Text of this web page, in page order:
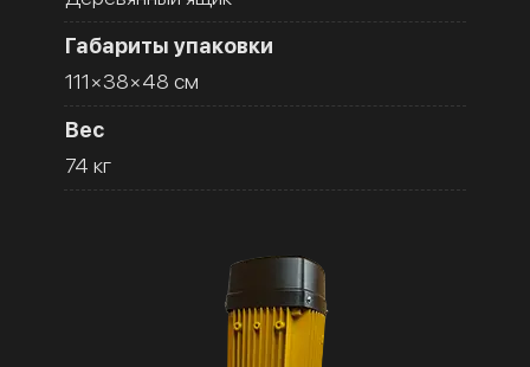
Габариты упаковки
111×38×48 см
Вес
74 кг